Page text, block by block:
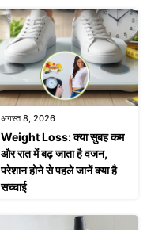
अगस्त 8, 2026
Weight Loss: क्या सुबह कम
और रात में बढ़ जाता है वजन,
परेशान होने से पहले जानें क्या है
सच्चाई